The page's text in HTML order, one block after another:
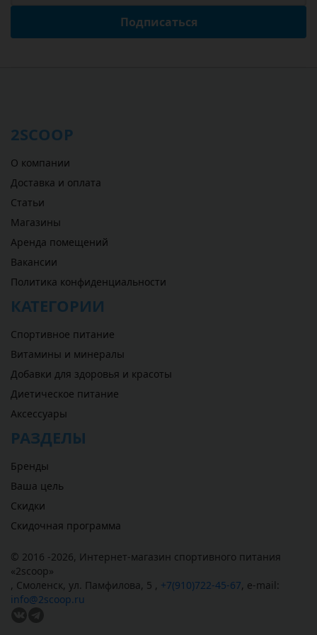
Подписаться
2SCOOP
О компании
Доставка и оплата
Статьи
Магазины
Аренда помещений
Вакансии
Политика конфиденциальности
КАТЕГОРИИ
Спортивное питание
Витамины и минералы
Добавки для здоровья и красоты
Диетическое питание
Аксессуары
РАЗДЕЛЫ
Бренды
Ваша цель
Скидки
Скидочная программа
© 2016 -2026, Интернет-магазин спортивного питания
«2scoop»
, Смоленск, ул. Памфилова, 5 , +7(910)722-45-67, e-mail:
info@2scoop.ru